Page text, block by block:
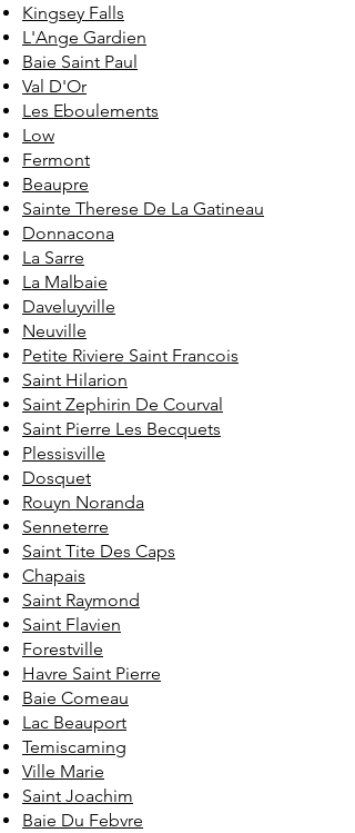
Kingsey Falls
L'Ange Gardien
Baie Saint Paul
Val D'Or
Les Eboulements
Low
Fermont
Beaupre
Sainte Therese De La Gatineau
Donnacona
La Sarre
La Malbaie
Daveluyville
Neuville
Petite Riviere Saint Francois
Saint Hilarion
Saint Zephirin De Courval
Saint Pierre Les Becquets
Plessisville
Dosquet
Rouyn Noranda
Senneterre
Saint Tite Des Caps
Chapais
Saint Raymond
Saint Flavien
Forestville
Havre Saint Pierre
Baie Comeau
Lac Beauport
Temiscaming
Ville Marie
Saint Joachim
Baie Du Febvre